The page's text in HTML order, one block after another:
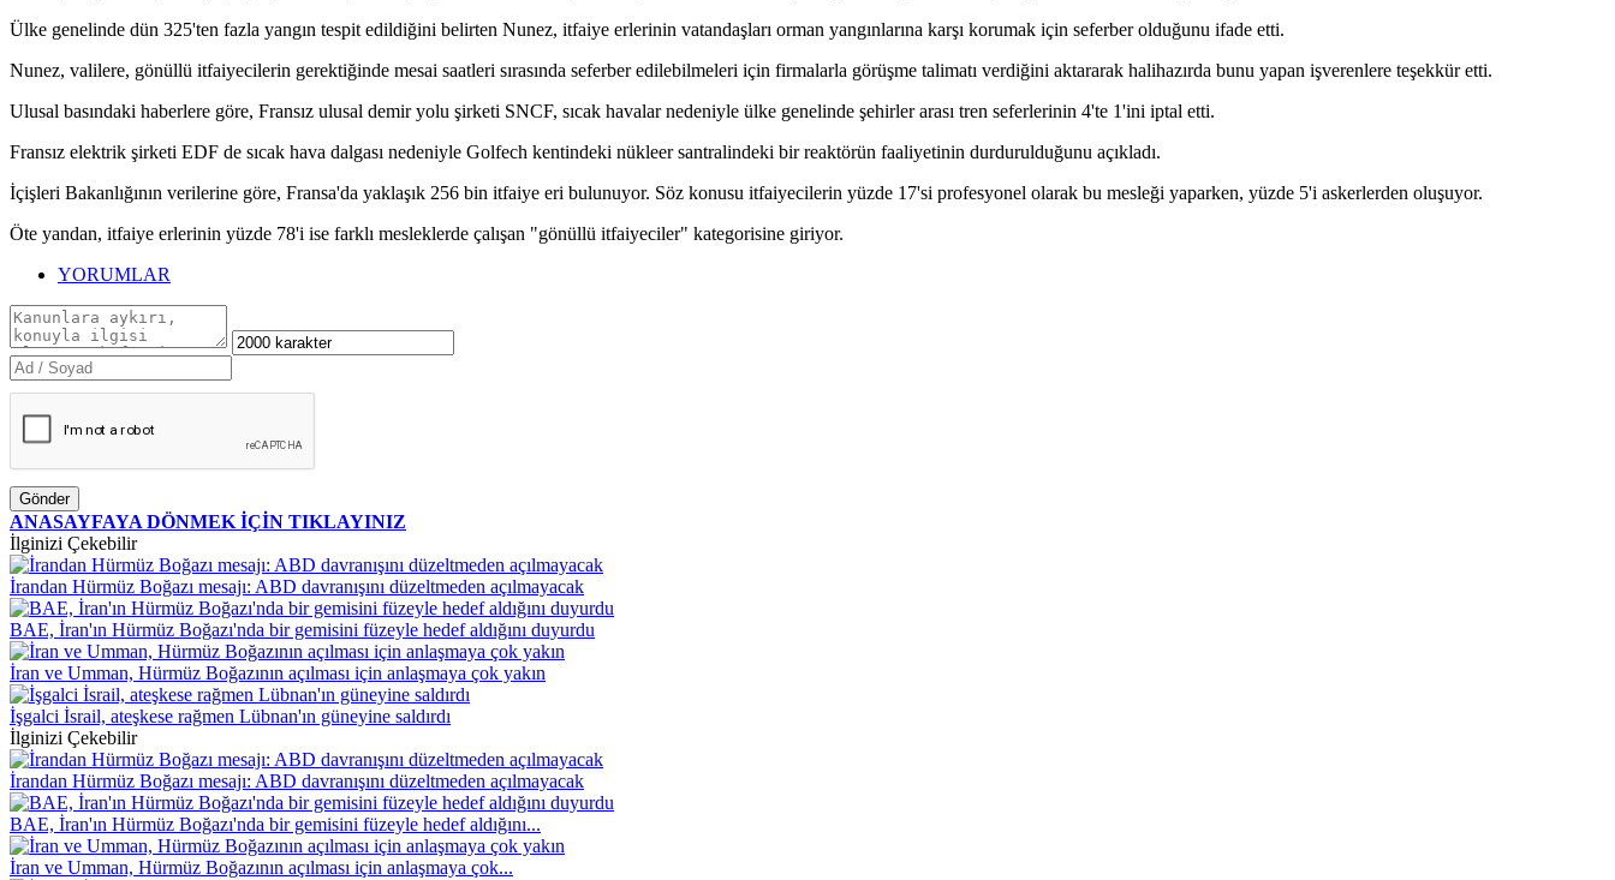
Ülke genelinde dün 325'ten fazla yangın tespit edildiğini belirten Nunez, itfaiye erlerinin vatandaşları orman yangınlarına karşı korumak için seferber olduğunu ifade etti.
Nunez, valilere, gönüllü itfaiyecilerin gerektiğinde mesai saatleri sırasında seferber edilebilmeleri için firmalarla görüşme talimatı verdiğini aktararak halihazırda bunu yapan işverenlere teşekkür etti.
Ulusal basındaki haberlere göre, Fransız ulusal demir yolu şirketi SNCF, sıcak havalar nedeniyle ülke genelinde şehirler arası tren seferlerinin 4'te 1'ini iptal etti.
Fransız elektrik şirketi EDF de sıcak hava dalgası nedeniyle Golfech kentindeki nükleer santralindeki bir reaktörün faaliyetinin durdurulduğunu açıkladı.
İçişleri Bakanlığının verilerine göre, Fransa'da yaklaşık 256 bin itfaiye eri bulunuyor. Söz konusu itfaiyecilerin yüzde 17'si profesyonel olarak bu mesleği yaparken, yüzde 5'i askerlerden oluşuyor.
Öte yandan, itfaiye erlerinin yüzde 78'i ise farklı mesleklerde çalışan "gönüllü itfaiyeciler" kategorisine giriyor.
YORUMLAR
Gönder
ANASAYFAYA DÖNMEK İÇİN TIKLAYINIZ
İlginizi Çekebilir
İrandan Hürmüz Boğazı mesajı: ABD davranışını düzeltmeden açılmayacak
BAE, İran'ın Hürmüz Boğazı'nda bir gemisini füzeyle hedef aldığını duyurdu
İran ve Umman, Hürmüz Boğazının açılması için anlaşmaya çok yakın
İşgalci İsrail, ateşkese rağmen Lübnan'ın güneyine saldırdı
İlginizi Çekebilir
İrandan Hürmüz Boğazı mesajı: ABD davranışını düzeltmeden açılmayacak
BAE, İran'ın Hürmüz Boğazı'nda bir gemisini füzeyle hedef aldığını...
İran ve Umman, Hürmüz Boğazının açılması için anlaşmaya çok...